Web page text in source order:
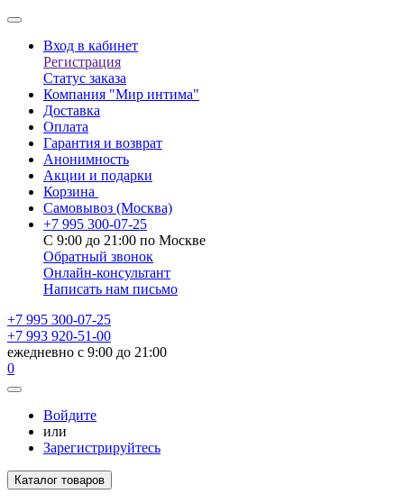
Вход в кабинет
Регистрация
Статус заказа
Компания "Мир интима"
Доставка
Оплата
Гарантия и возврат
Анонимность
Акции и подарки
Корзина
Самовывоз (Москва)
+7 995 300-07-25
С 9:00 до 21:00 по Москве
Обратный звонок
Онлайн-консультант
Написать нам письмо
+7 995 300-07-25
+7 993 920-51-00
ежедневно с 9:00 до 21:00
0
Войдите
или
Зарегистрируйтесь
Каталог товаров